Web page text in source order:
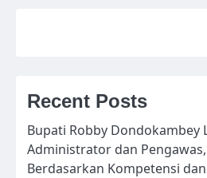
Recent Posts
Bupati Robby Dondokambey
Administrator dan
Berdasarkan Kompetensi